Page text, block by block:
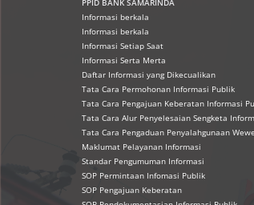
PPID BANK SAMARINDA
Informasi berkala
Informasi berkala
Informasi Setiap Saat
Informasi Serta Merta
Daftar Informasi yang Dikecualikan
Tata Cara Permohonan Informasi Publik
Tata Cara Pengajuan Keberatan Informasi
Tata Cara Alur Penyelesaian Sengketa
Tata Cara Pengaduan Penyalahgunaan
Maklumat Pelayanan Informasi
Standar Pengumuman Informasi
SOP Permintaan Infomasi Publik
SOP Pengajuan Keberatan